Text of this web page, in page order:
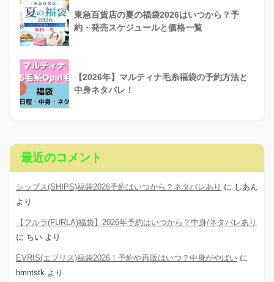
東急百貨店の夏の福袋2026はいつから？予
約・発売スケジュールと価格一覧
【2026年】マルティナ毛糸福袋の予約方法と
中身ネタバレ！
最近のコメント
シップス(SHIPS)福袋2026予約はいつから？ネタバレあり に しあん
より
【フルラ(FURLA)福袋】2026年予約はいつから？中身/ネタバレあり
に ちい より
EVRIS(エブリス)福袋2026！予約や再販はいつ？中身がやばい に
hmntstk より